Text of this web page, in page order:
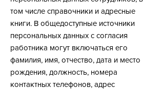
том числе справочники и адресные
книги. В общедоступные источники
персональных данных с согласия
работника могут включаться его
фамилия, имя, отчество, дата и место
рождения, должность, номера
контактных телефонов, адрес